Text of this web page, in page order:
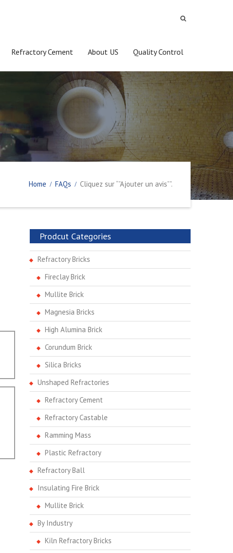
Refractory Cement About US Quality Control
Home FAQs Cliquez sur “”Ajouter un avis””.
Prodcut Categories
Refractory Bricks
Fireclay Brick
Mullite Brick
Magnesia Bricks
High Alumina Brick
Corundum Brick
Silica Bricks
Unshaped Refractories
Refractory Cement
Refractory Castable
Ramming Mass
Plastic Refractory
Refractory Ball
Insulating Fire Brick
Mullite Brick
By Industry
Kiln Refractory Bricks